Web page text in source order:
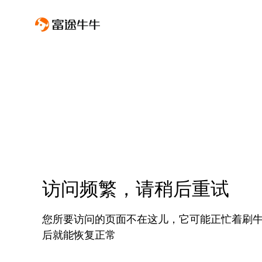
访问频繁，请稍后重试
您所要访问的页面不在这儿，它可能正忙着刷
后就能恢复正常